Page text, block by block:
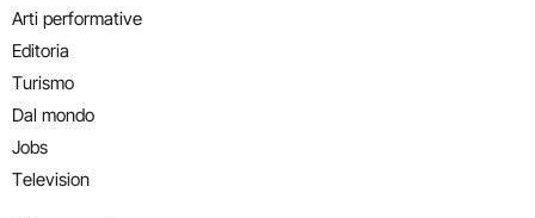
Arti performative
Editoria
Turismo
Dal mondo
Jobs
Television